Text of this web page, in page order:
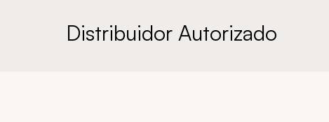
Distribuidor Autorizado